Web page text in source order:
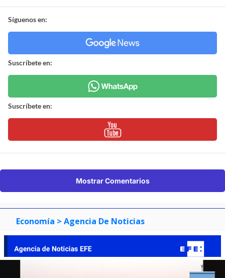
Síguenos en:
Suscríbete en:
Suscríbete en:
Mostrar Comentarios
Economía > Agencia De Noticias